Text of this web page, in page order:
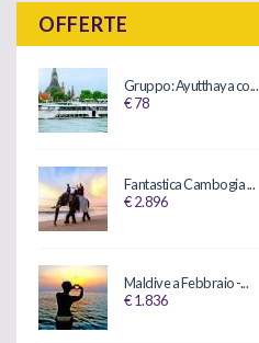
OFFERTE
Gruppo: Ayutthaya co...
€ 78
Fantastica Cambogia ...
€ 2.896
Maldive a Febbraio -...
€ 1.836